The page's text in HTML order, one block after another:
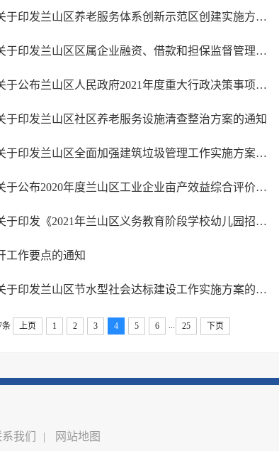
临沂市兰山区人民政府办公室关于印发兰山区养老服务体系创新示范区创建实施方案的通知
临沂市兰山区人民政府办公室关于印发兰山区区属企业融资、借款和担保监督管理办法（试 ...
临沂市兰山区人民政府办公室关于公布兰山区人民政府2021年度重大行政决策事项目录的通 ...
于印发兰山区社区养老服务设施清查整治方案的通知
临沂市兰山区人民政府办公室关于印发兰山区全面加强建筑垃圾管理工作实施方案的通知
临沂市兰山区人民政府办公室关于公布2020年度兰山区工业企业亩产效益综合评价结果的通 ...
临沂市兰山区人民政府办公室关于印发《2021年兰山区义务教育阶段学校幼儿园招生工作实 ...
工作要点的通知
临沂市兰山区人民政府办公室关于印发兰山区节水型社会达标建设工作实施方案的通知
条 上页 1 2 3 4 5 6 25 下页
我们 | 网站地图